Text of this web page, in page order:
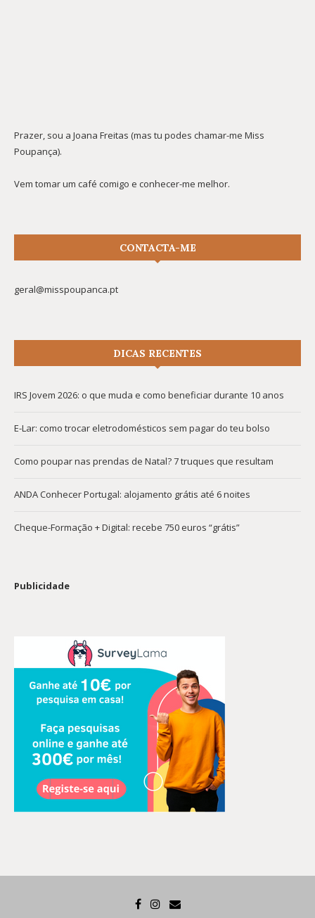
Prazer, sou a Joana Freitas (mas tu podes chamar-me Miss
Poupança).
Vem tomar um café comigo e conhecer-me melhor.
CONTACTA-ME
geral@misspoupanca.pt
DICAS RECENTES
IRS Jovem 2026: o que muda e como beneficiar durante 10 anos
E-Lar: como trocar eletrodomésticos sem pagar do teu bolso
Como poupar nas prendas de Natal? 7 truques que resultam
ANDA Conhecer Portugal: alojamento grátis até 6 noites
Cheque-Formação + Digital: recebe 750 euros “grátis”
Publicidade